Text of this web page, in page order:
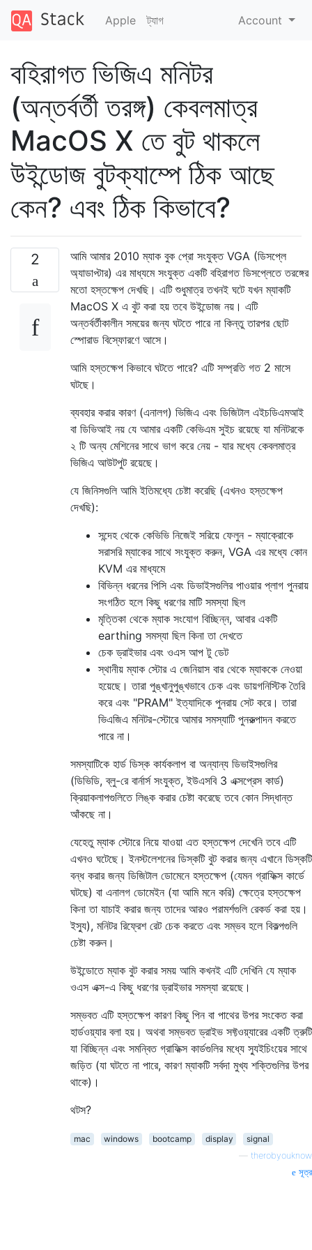
Apple ট্যাগ Account
বহিরাগত ভিজিএ মনিটর
(অন্তর্বর্তী তরঙ্গ) কেবলমাত্র
MacOS X তে বুট থাকলে
উইন্ডোজ বুটক্যাম্পে ঠিক আছে
কেন? এবং ঠিক কিভাবে?
2
আমি আমার 2010 ম্যাক বুক প্রো সংযুক্ত VGA (ডিসপ্লে
অ্যাডাপ্টার) এর মাধ্যমে সংযুক্ত একটি বহিরাগত ডিসপ্লেতে তরঙ্গের
মতো হস্তক্ষেপ দেখছি। এটি শুধুমাত্র তখনই ঘটে যখন ম্যাকটি
MacOS X এ বুট করা হয় তবে উইন্ডোজ নয়। এটি
অন্তর্বর্তীকালীন সময়ের জন্য ঘটতে পারে না কিন্তু তারপর ছোট
স্পোরাড বিস্ফোরণে আসে।
আমি হস্তক্ষেপ কিভাবে ঘটতে পারে? এটি সম্প্রতি গত 2 মাসে
ঘটছে।
ব্যবহার করার কারণ (এনালগ) ভিজিএ এবং ডিজিটাল এইচডিএমআই
বা ডিভিআই নয় যে আমার একটি কেভিএম সুইচ রয়েছে যা মনিটরকে
২ টি অন্য মেশিনের সাথে ভাগ করে নেয় - যার মধ্যে কেবলমাত্র
ভিজিএ আউটপুট রয়েছে।
যে জিনিসগুলি আমি ইতিমধ্যে চেষ্টা করেছি (এখনও হস্তক্ষেপ
দেখছি):
সন্দেহ থেকে কেভিভি নিজেই সরিয়ে ফেলুন - ম্যাক্রোকে
সরাসরি ম্যাকের সাথে সংযুক্ত করুন, VGA এর মধ্যে কোন
KVM এর মাধ্যমে
বিভিন্ন ধরনের পিসি এবং ডিভাইসগুলির পাওয়ার প্লাগ পুনরায়
সংগঠিত হলে কিছু ধরণের মাটি সমস্যা ছিল
মৃত্তিকা থেকে ম্যাক সংযোগ বিচ্ছিন্ন, আবার একটি
earthing সমস্যা ছিল কিনা তা দেখতে
চেক ড্রাইভার এবং ওএস আপ টু ডেট
স্থানীয় ম্যাক স্টোর এ জেনিয়াস বার থেকে ম্যাককে নেওয়া
হয়েছে। তারা পুঙ্খানুপুঙ্খভাবে চেক এবং ডায়গনিস্টিক তৈরি
করে এবং "PRAM" ইত্যাদিকে পুনরায় সেট করে। তারা
ভিএজিএ মনিটর-স্টোরে আমার সমস্যাটি পুনরুত্পাদন করতে
পারে না।
সমস্যাটিকে হার্ড ডিস্ক কার্যকলাপ বা অন্যান্য ডিভাইসগুলির
(ডিভিডি, ব্লু-রে বার্নার্স সংযুক্ত, ইউএসবি 3 এক্সপ্রেস কার্ড)
ক্রিয়াকলাপগুলিতে লিঙ্ক করার চেষ্টা করেছে তবে কোন সিদ্ধান্ত
আঁকছে না।
যেহেতু ম্যাক স্টোরে নিয়ে যাওয়া এত হস্তক্ষেপ দেখেনি তবে এটি
এখনও ঘটেছে। ইনস্টলেশনের ডিস্কটি বুট করার জন্য এখানে ডিস্কটি
বন্ধ করার জন্য ডিজিটাল ডোমেনে হস্তক্ষেপ (যেমন গ্রাফিক্স কার্ডে
ঘটছে) বা এনালগ ডোমেইন (যা আমি মনে করি) ক্ষেত্রে হস্তক্ষেপ
কিনা তা যাচাই করার জন্য তাদের আরও পরামর্শগুলি রেকর্ড করা হয়।
ইস্যু), মনিটর রিফ্রেশ রেট চেক করতে এবং সম্ভব হলে বিকল্পগুলি
চেষ্টা করুন।
উইন্ডোতে ম্যাক বুট করার সময় আমি কখনই এটি দেখিনি যে ম্যাক
ওএস এক্স-এ কিছু ধরণের ড্রাইভার সমস্যা রয়েছে।
সম্ভবত এটি হস্তক্ষেপ কারণ কিছু পিন বা পাথের উপর সংকেত করা
হার্ডওয়্যার বলা হয়। অথবা সম্ভবত ড্রাইভ সফ্টওয়্যারের একটি ত্রুটি
যা বিচ্ছিন্ন এবং সমন্বিত গ্রাফিক্স কার্ডগুলির মধ্যে স্যুইচিংয়ের সাথে
জড়িত (যা ঘটতে না পারে, কারণ ম্যাকটি সর্বদা মুখ্য শক্তিগুলির উপর
থাকে)।
থটস?
mac windows bootcamp display
signal
therobyouknow
সূত্র